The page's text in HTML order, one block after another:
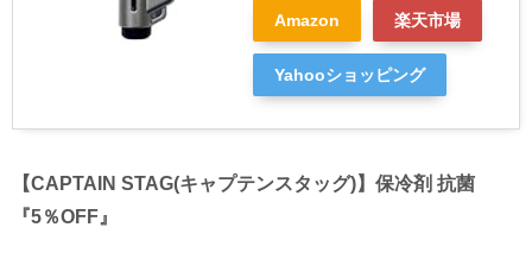
Amazon 楽天市場
Yahooショッピング
【CAPTAIN STAG(キャプテンスタッグ)】保冷剤 抗菌
『5％OFF』